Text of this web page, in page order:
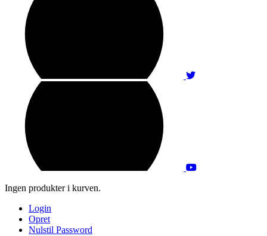
Ingen produkter i kurven.
Login
Opret
Nulstil Password